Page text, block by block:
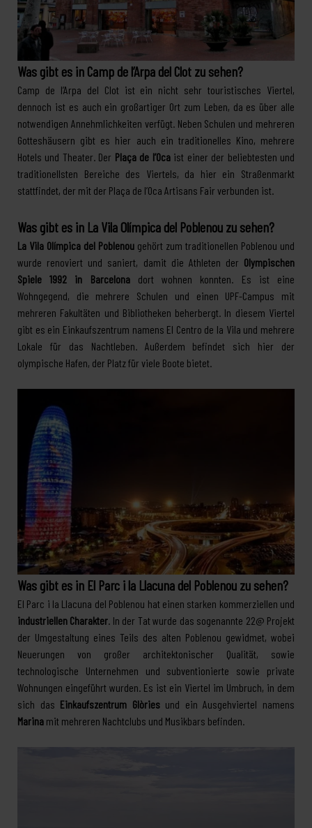
Was gibt es in Camp de l’Arpa del Clot zu sehen?
Camp de l’Arpa del Clot ist ein nicht sehr touristisches Viertel,
dennoch ist es auch ein großartiger Ort zum Leben, da es über alle
notwendigen Annehmlichkeiten verfügt. Neben Schulen und mehreren
Gotteshäusern gibt es hier auch ein traditionelles Kino, mehrere
Hotels und Theater. Der Plaça de l’Ocaist einer der beliebtesten und
traditionellsten Bereiche des Viertels, da hier ein Straßenmarkt
stattfindet, der mit der Plaça de l’Oca Artisans Fair verbunden ist.
Was gibt es in La Vila Olímpica del Poblenou zu sehen?
La Vila Olímpica del Poblenou gehört zum traditionellen Poblenou und
wurde renoviert und saniert, damit die Athleten der Olympischen
Spiele 1992 in Barcelonadort wohnen konnten. Es ist eine
Wohngegend, die mehrere Schulen und einen UPF-Campus mit
mehreren Fakultäten und Bibliotheken beherbergt. In diesem Viertel
gibt es ein Einkaufszentrum namens El Centro de la Vila und mehrere
Lokale für das Nachtleben. Außerdem befindet sich hier der
olympische Hafen, der Platz für viele Boote bietet.
Was gibt es in El Parc i la Llacuna del Poblenou zu sehen?
El Parc i la Llacuna del Poblenou hat einen starken kommerziellen und
industriellen Charakter . In der Tat wurde das sogenannte 22@ Projekt
der Umgestaltung eines Teils des alten Poblenou gewidmet, wobei
Neuerungen von großer architektonischer Qualität, sowie
technologische Unternehmen und subventionierte sowie private
Wohnungen eingeführt wurden. Es ist ein Viertel im Umbruch, in dem
sich das Einkaufszentrum Glòriesund ein Ausgehviertel namens
Marina mit mehreren Nachtclubs und Musikbars befinden.